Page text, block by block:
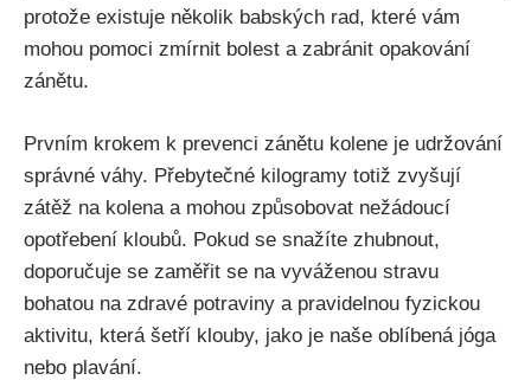
protože‌ existuje několik babských rad, které vám
mohou ‌pomoci zmírnit bolest a zabránit opakování
zánětu.
Prvním krokem k prevenci zánětu kolene je udržování​
správné⁣ váhy. Přebytečné kilogramy totiž zvyšují
zátěž na kolena a mohou způsobovat nežádoucí
opotřebení ⁣kloubů. Pokud se⁣ snažíte⁣ zhubnout,
doporučuje se zaměřit se na vyváženou stravu
bohatou na zdravé potraviny a ⁤pravidelnou fyzickou⁤
aktivitu, která šetří klouby, jako je naše oblíbená jóga
nebo ‍plavání.